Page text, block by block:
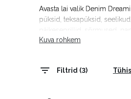
Avasta lai valik Denim
püksid, teksapüksid,
Tommy Hilfiger, Calvin
Kuva rohkem
Filtrid (3)